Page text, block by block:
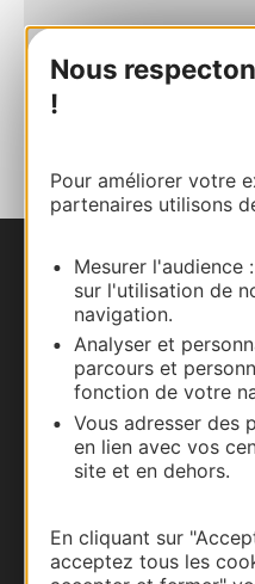
Nous
!
Pour améliorer votre
partenaires utilisons
Mesurer l'audience
sur l'utilisation de
navigation.
Analyser et
parcours et
fonction de votre
Vous adresser des
en lien avec vos
site et en dehors.
En cliquant sur
acceptez tous les
Nous contacter
Carte interactive
Documentation